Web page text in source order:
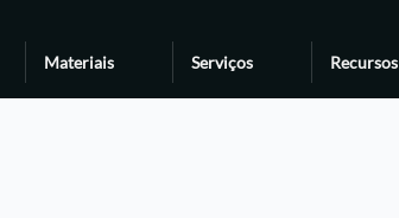
Materiais Serviços Recursos